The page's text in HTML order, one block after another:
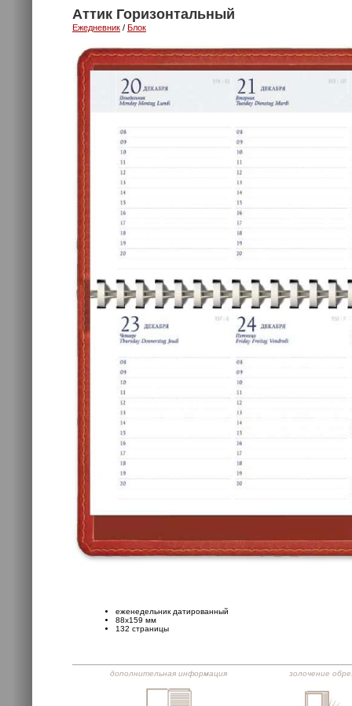
Аттик Горизонтальный
Ежедневник / Блок
еженедельник датированный
88х159 мм
132 страницы
дополнительная информация золочение